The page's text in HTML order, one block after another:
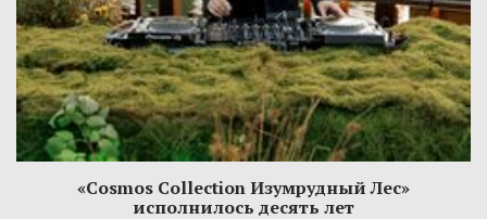
«Cosmos Collection Изумрудный Лес»
исполнилось десять лет